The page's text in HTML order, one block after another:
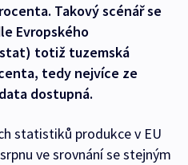
Takový scénář se
Evropského
totiž tuzemská
tedy nejvíce ze
dostupná.
statistiků produkce v EU
ve srovnání se stejným